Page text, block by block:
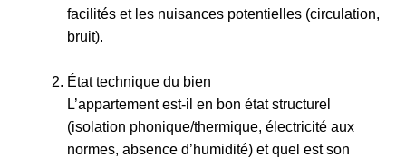
facilités et les nuisances potentielles (circulation,
bruit).
État technique du bien
L’appartement est-il en bon état structurel
(isolation phonique/thermique, électricité aux
normes, absence d’humidité) et quel est son